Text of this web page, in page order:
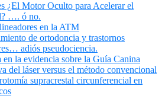
¿El Motor Oculto para Acelerar el
…. ó no.
en la ATM
de ortodoncia y trastornos
adiós pseudociencia.
en la evidencia sobre la Guía Canina
del láser versus el método convencional
supracrestal circunferencial en